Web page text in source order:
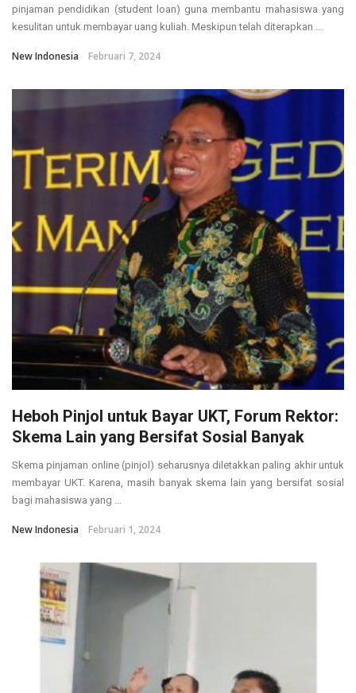
pinjaman pendidikan (student loan) guna membantu mahasiswa yang
kesulitan untuk membayar uang kuliah. Meskipun telah diterapkan ...
New Indonesia Februari 7, 2024
Heboh Pinjol untuk Bayar UKT, Forum Rektor:
Skema Lain yang Bersifat Sosial Banyak
Skema pinjaman online (pinjol) seharusnya diletakkan paling akhir untuk
membayar UKT. Karena, masih banyak skema lain yang bersifat sosial
bagi mahasiswa yang ...
New Indonesia Februari 1, 2024